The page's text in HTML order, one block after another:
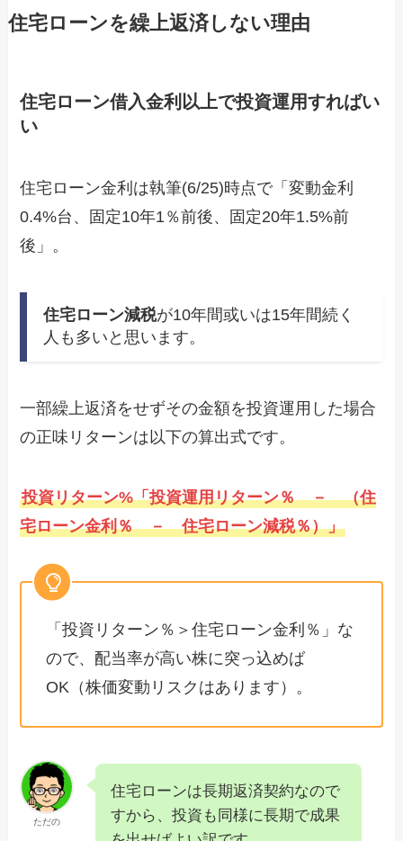
住宅ローンを繰上返済しない理由
住宅ローン借入金利以上で投資運用すればい
い
住宅ローン金利は執筆(6/25)時点で「変動金利
0.4%台、固定10年1％前後、固定20年1.5%前
後」。
住宅ローン減税が10年間或いは15年間続く
人も多いと思います。
一部繰上返済をせずその金額を投資運用した場合
の正味リターンは以下の算出式です。
投資リターン%「投資運用リターン％ － （住
宅ローン金利％ － 住宅ローン減税％）」
「投資リターン％＞住宅ローン金利％」な
ので、配当率が高い株に突っ込めば
OK（株価変動リスクはあります）。
ただの
住宅ローンは長期返済契約なので
すから、投資も同様に長期で成果